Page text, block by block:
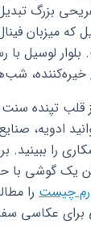
بزرگ
که میزبان
لوسیل با
خیره‌کننده،
قلب تپنده
ادویه،
را ببینید.
یک گوشی با
رم چیست را
عکاسی